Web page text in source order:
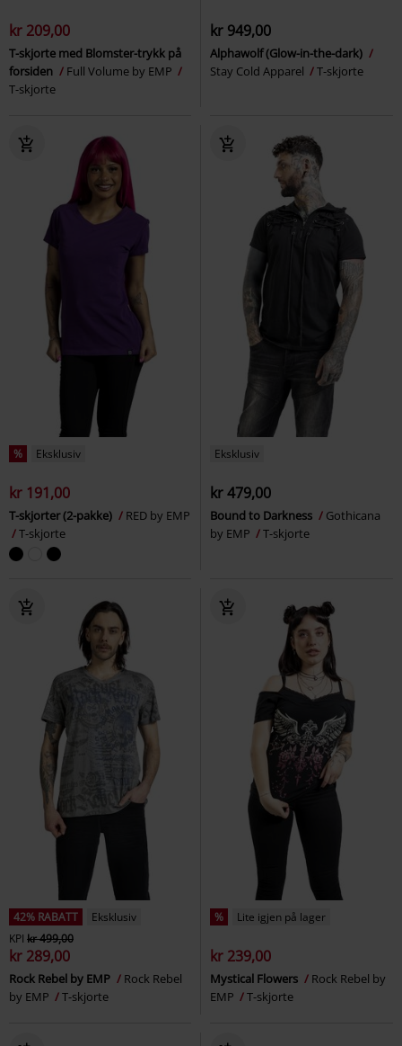
kr 209,00
T-skjorte med Blomster-trykk på
forsiden
Full Volume by EMP
T-skjorte
kr 949,00
Alphawolf (Glow-in-the-dark)
Stay Cold Apparel
T-skjorte
% Eksklusiv
kr 191,00
T-skjorter (2-pakke)
RED by EMP
T-skjorte
Eksklusiv
kr 479,00
Bound to Darkness
Gothicana
by EMP
T-skjorte
42% RABATT
Eksklusiv
KPI kr 499,00
kr 289,00
Rock Rebel by EMP
Rock Rebel
by EMP
T-skjorte
% Lite igjen på lager
kr 239,00
Mystical Flowers
Rock Rebel by
EMP
T-skjorte